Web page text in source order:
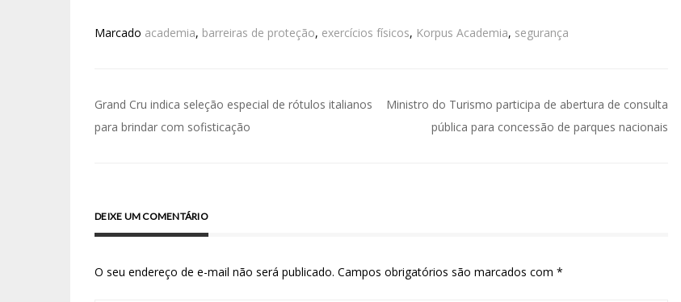
Marcado academia, barreiras de proteção, exercícios físicos, Korpus Academia, segurança
Grand Cru indica seleção especial de rótulos italianos
para brindar com sofisticação
Ministro do Turismo participa de abertura de consulta
pública para concessão de parques nacionais
DEIXE UM COMENTÁRIO
O seu endereço de e-mail não será publicado. Campos obrigatórios são marcados com *